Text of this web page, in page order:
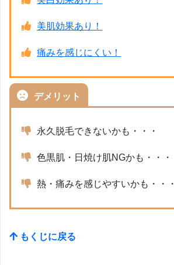
美肌効果あり！
痛みを感じにくい！
デメリット
永久脱毛できないかも・・・
色黒肌・日焼け肌NGかも・・・
熱・痛みを感じやすいかも・・・
もくじに戻る